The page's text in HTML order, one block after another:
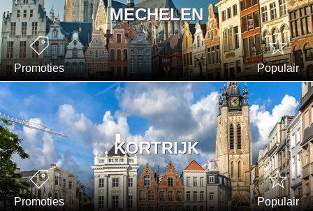
MECHELEN
Promoties Populair
KORTRIJK
Promoties Populair